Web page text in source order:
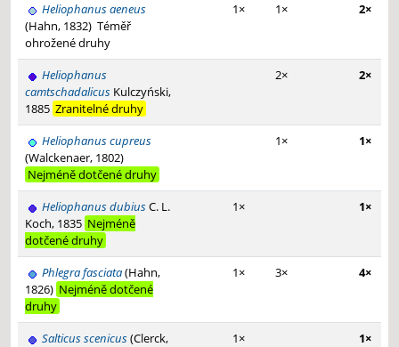
Heliophanus aeneus
(Hahn, 1832) Téměř
ohrožené druhy
1× 1× 2×
Heliophanus
camtschadalicus Kulczyński,
1885 Zranitelné druhy
2× 2×
Heliophanus cupreus
(Walckenaer, 1802)
Nejméně dotčené druhy
1× 1×
Heliophanus dubiusC. L.
Koch, 1835 Nejméně
dotčené druhy
1× 1×
Phlegra fasciata(Hahn,
1826) Nejméně dotčené
druhy
1× 3× 4×
Salticus scenicus(Clerck, 1× 1×